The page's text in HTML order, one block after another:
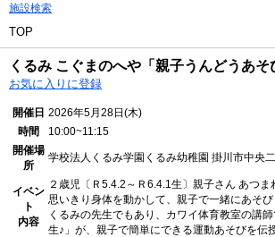
施設検索
TOP
くるみ こぐまのへや「親子うんどうあそ
お気に入りに登録
開催日 2026年5月28日(木)
時間
10:00~11:15
開催場
所
学校法人くるみ学園くるみ幼稚園 掛川市中央
イベン
ト
内容
２歳児〔Ｒ5.4.2～Ｒ6.4.1生〕親子さん あつま
思いきり身体を動かして、親子で一緒にあそび
くるみの先生でもあり、カワイ体育教室の講
生♪」が、親子で簡単にできる運動あそびを伝